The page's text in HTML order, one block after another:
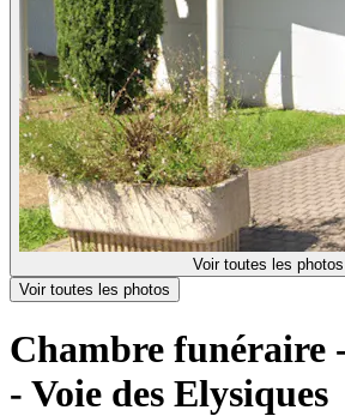
Voir toutes les photos
Voir toutes les photos
Chambre funéraire
- Voie des Elysiques